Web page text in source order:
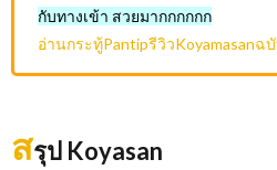
กับทางเข้า สวยมากกกกกก
อ่านกระทู้PantipรีวิวKoyamasanฉ
สรุป Koyasan